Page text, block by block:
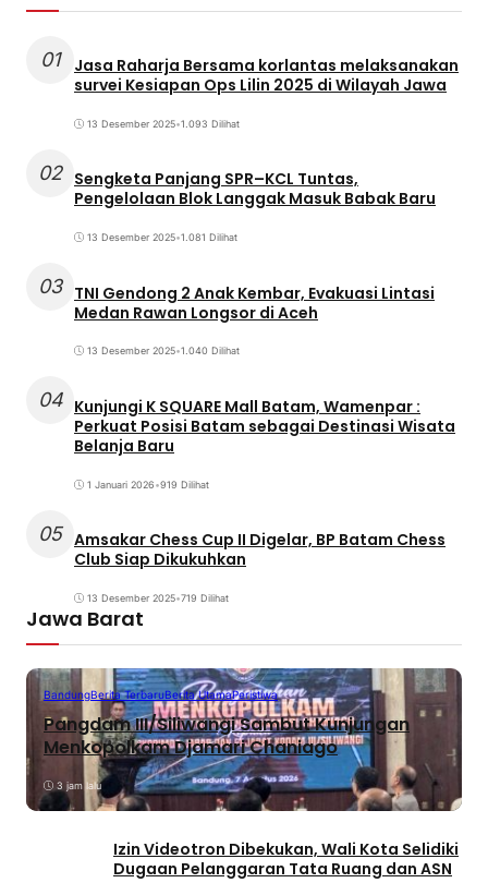
01
Jasa Raharja Bersama korlantas melaksanakan
survei Kesiapan Ops Lilin 2025 di Wilayah Jawa
13 Desember 2025•1.093 Dilihat
02 Sengketa Panjang SPR–KCL Tuntas,
Pengelolaan Blok Langgak Masuk Babak Baru
13 Desember 2025•1.081 Dilihat
03 TNI Gendong 2 Anak Kembar, Evakuasi Lintasi
Medan Rawan Longsor di Aceh
13 Desember 2025•1.040 Dilihat
04 Kunjungi K SQUARE Mall Batam, Wamenpar :
Perkuat Posisi Batam sebagai Destinasi Wisata
Belanja Baru
1 Januari 2026•919 Dilihat
05 Amsakar Chess Cup II Digelar, BP Batam Chess
Club Siap Dikukuhkan
13 Desember 2025•719 Dilihat
Jawa Barat
BandungBerita TerbaruBerita UtamaPeristiwa
Pangdam III/Siliwangi Sambut Kunjungan
Menkopolkam Djamari Chaniago
3 jam lalu
Izin Videotron Dibekukan, Wali Kota Selidiki
Dugaan Pelanggaran Tata Ruang dan ASN